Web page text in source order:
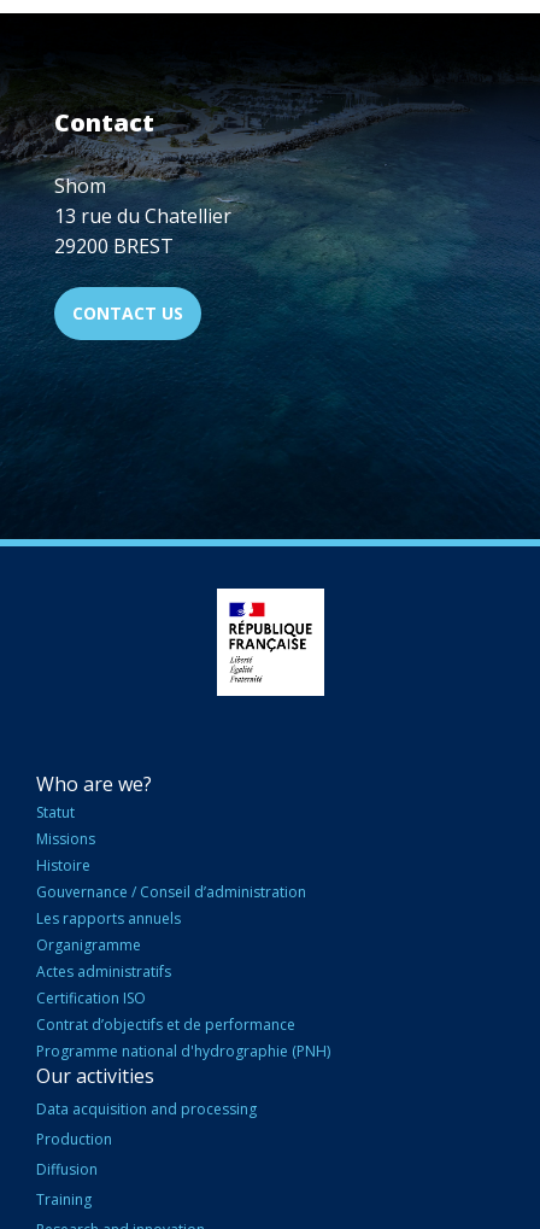
Contact
Shom
13 rue du Chatellier
29200 BREST
CONTACT US
NAVIGATION
PRINCIPALE
Who are we?
Statut
Missions
Histoire
Gouvernance / Conseil d’administration
Les rapports annuels
Organigramme
Actes administratifs
Certification ISO
Contrat d’objectifs et de performance
Programme national d'hydrographie (PNH)
Our activities
Data acquisition and processing
Production
Diffusion
Training